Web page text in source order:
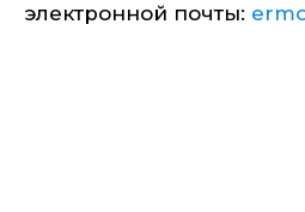
электронной почты: